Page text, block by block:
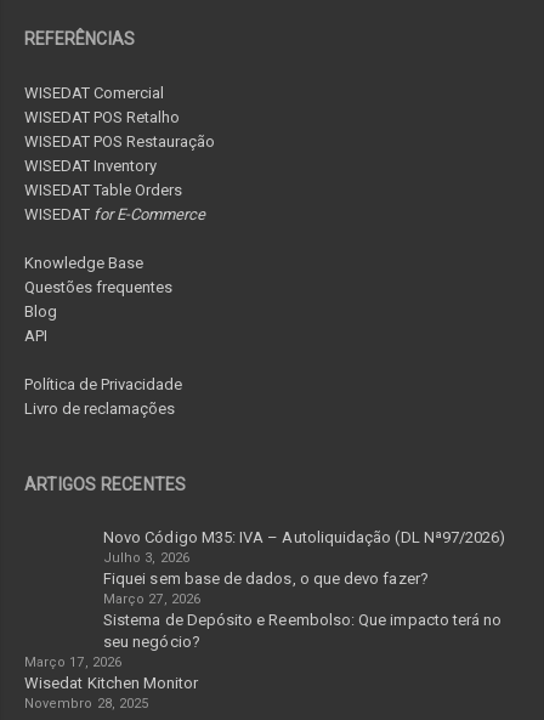
REFERÊNCIAS
WISEDAT Comercial
WISEDAT POS Retalho
WISEDAT POS Restauração
WISEDAT Inventory
WISEDAT Table Orders
WISEDAT for E-Commerce
Knowledge Base
Questões frequentes
Blog
API
Política de Privacidade
Livro de reclamações
ARTIGOS RECENTES
Novo Código M35: IVA – Autoliquidação (DL Nª97/2026)
Julho 3, 2026
Fiquei sem base de dados, o que devo fazer?
Março 27, 2026
Sistema de Depósito e Reembolso: Que impacto terá no
seu negócio?
Março 17, 2026
Wisedat Kitchen Monitor
Novembro 28, 2025